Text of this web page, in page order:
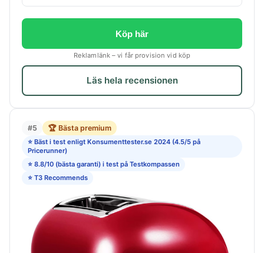
Köp här
Reklamlänk – vi får provision vid köp
Läs hela recensionen
#5 🏆 Bästa premium
⭐ Bäst i test enligt Konsumenttester.se 2024 (4.5/5 på
Pricerunner)
⭐ 8.8/10 (bästa garanti) i test på Testkompassen
⭐ T3 Recommends